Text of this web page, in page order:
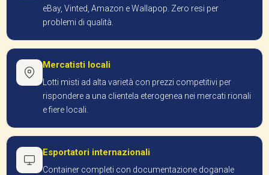
eBay, Vinted, Amazon e Wallapop. Zero resi per
problemi di qualità.
Mercatisti locali
Lotti misti ad alta varietà con prezzi competitivi per
rispondere a una clientela eterogenea nei mercati rionali
e fiere locali.
Esportatori internazionali
Container completi con documentazione doganale